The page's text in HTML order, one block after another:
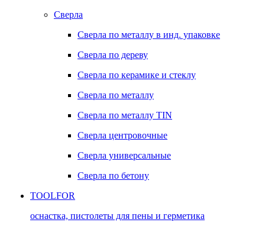
Сверла
Сверла по металлу в инд. упаковке
Сверла по дереву
Сверла по керамике и стеклу
Сверла по металлу
Сверла по металлу TIN
Сверла центровочные
Сверла универсальные
Сверла по бетону
TOOLFOR
оснастка, пистолеты для пены и герметика